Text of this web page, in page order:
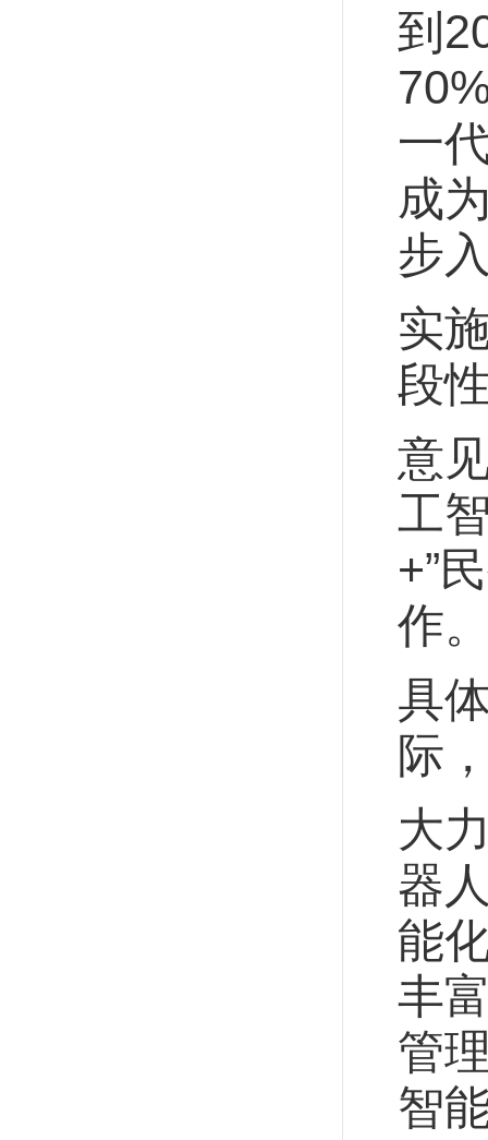
到
一
成
步
实
段
意
工
+”
作
具
际
大
器
能
丰
管
智